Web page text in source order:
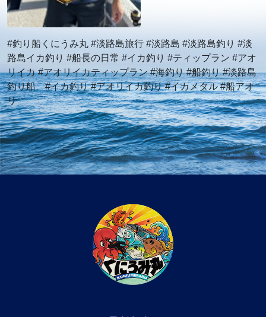
#釣り船くにうみ丸 #淡路島旅行 #淡路島 #淡路島釣り #淡
路島イカ釣り #船長の日常 #イカ釣り #ティップラン #アオ
リイカ #アオリイカティップラン #海釣り #船釣り #淡路島
釣り船 #イカ釣り #アオリイカ釣り #イカメタル #船アオ
リ